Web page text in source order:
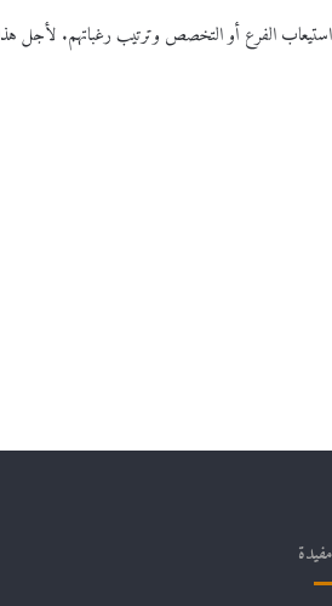
استيعاب الفرع أو التخصص وترتيب رغباتهم. لأجل